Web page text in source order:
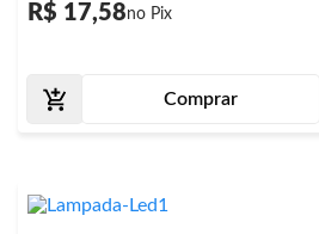
R$ 17,58
Comprar